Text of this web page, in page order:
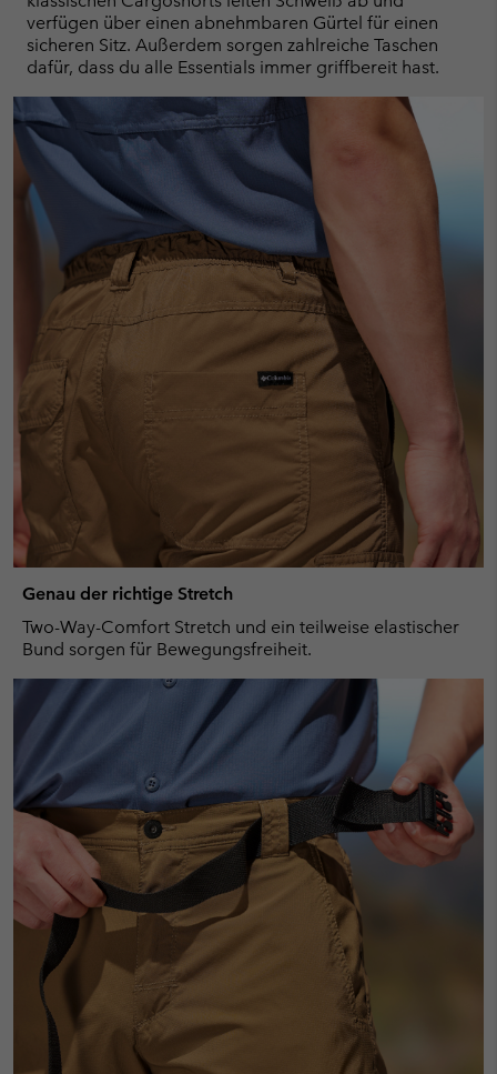
verfügen über einen abnehmbaren Gürtel für einen
sicheren Sitz. Außerdem sorgen zahlreiche Taschen
dafür, dass du alle Essentials immer griffbereit hast.
Genau der richtige Stretch
Two-Way-Comfort Stretch und ein teilweise elastischer
Bund sorgen für Bewegungsfreiheit.